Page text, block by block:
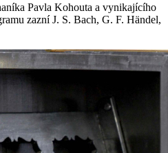
Pavla Kohouta a vynikajícího
zazní J. S. Bach, G. F. Händel,